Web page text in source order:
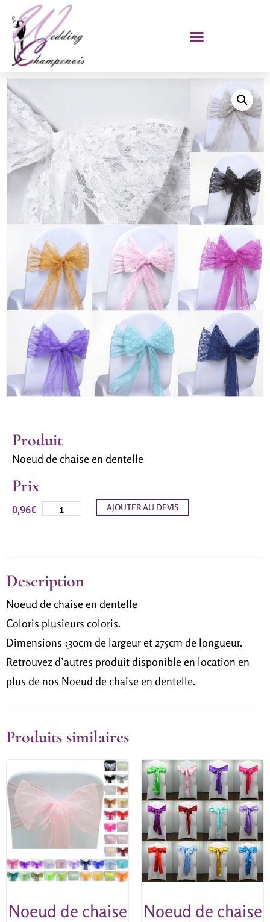
Produit
Noeud de chaise en dentelle
Prix
0,96€ AJOUTER AU DEVIS
Description
Noeud de chaise en dentelle
Coloris plusieurs coloris.
Dimensions :30cm de largeur et 275cm de longueur.
Retrouvez d’autres produit disponible en location en
plus de nos Noeud de chaise en dentelle.
Produits similaires
Noeud de chaise
Noeud de chaise